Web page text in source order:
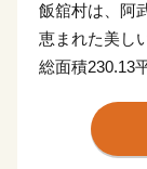
飯舘村は、阿
恵まれた美し
総面積230.13
飯樋川、南部
落を形成して